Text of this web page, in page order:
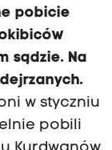
pobicie
sądzie. Na
w styczniu
pobili